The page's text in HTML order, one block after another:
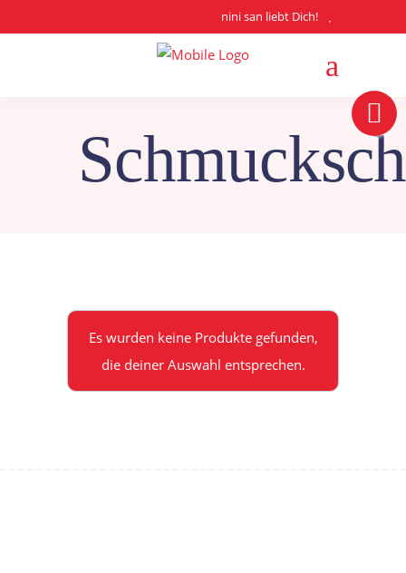
nini san liebt Dich!
Es wurden keine Produkte gefunden,
die deiner Auswahl entsprechen.